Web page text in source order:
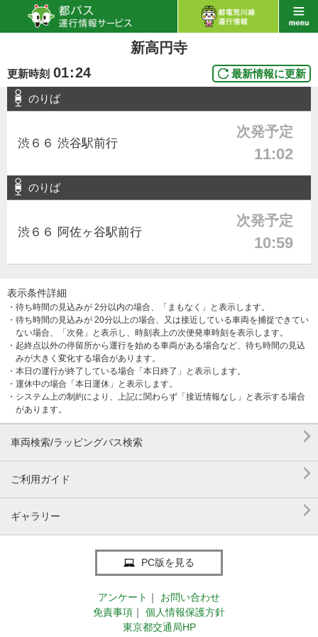
新高円寺
更新時刻 01:24 最新情報に更新
のりば
渋６６ 渋谷駅前行
次発予定
11:02
のりば
渋６６ 阿佐ヶ谷駅前行
次発予定
10:59
表示条件詳細
・待ち時間の見込みが 2分以内の場合、「まもなく」と表示します。
・待ち時間の見込みが 20分以上の場合、又は接近している車両を捕捉できてい
ない場合、「次発」と表示し、時刻表上の次便発車時刻を表示します。
・起終点以外の停留所から運行を始める車両がある場合など、待ち時間の見込
みが大きく変化する場合があります。
・本日の運行が終了している場合「本日終了」と表示します。
・運休中の場合「本日運休」と表示します。
・システム上の制約により、上記に関わらず「接近情報なし」と表示する場合
があります。
車両検索/ラッピングバス検索 
ご利用ガイド 
ギャラリー 
PC版を見る
アンケート ｜
お問い合わせ
免責事項 ｜
個人情報保護方針
東京都交通局HP